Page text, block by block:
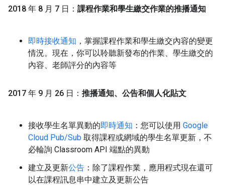
2018 年 8 月 7 日： 課程作業和學生繳交作業的推播通知
即時接收通知 ，掌握課程作業和學生繳交內容的變更
情況。現在，你可以聆聽新發布的作業、學生繳交的
內容、老師評分的內容等
2017 年 9 月 26 日： 推播通知、公告和個人化貼文
接收學生名單異動的即時通知 ：您可以使用 Google
Cloud Pub/Sub 取得課程或網域的學生名單更新，不
必輪詢 Classroom API 端點的異動
建立及更新公告 ：除了課程作業，應用程式現在還可
以在課程訊息串中建立及更新公告